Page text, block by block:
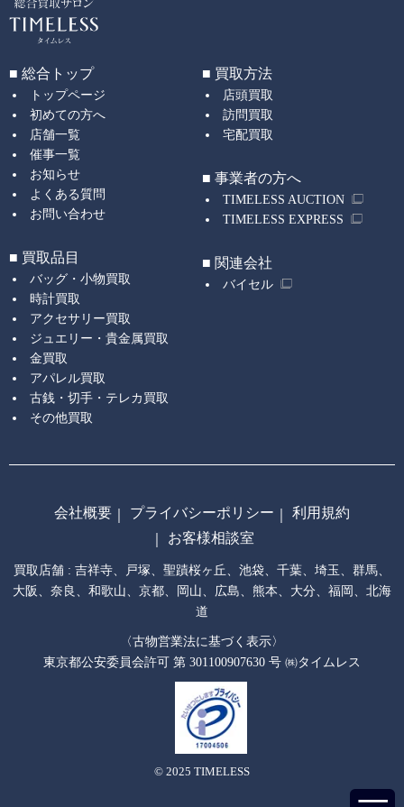
■ 総合トップ
トップページ
初めての方へ
店舗一覧
催事一覧
お知らせ
よくある質問
お問い合わせ
■ 買取品目
バッグ・小物買取
時計買取
アクセサリー買取
ジュエリー・貴金属買取
金買取
アパレル買取
古銭・切手・テレカ買取
その他買取
■ 買取方法
店頭買取
訪問買取
宅配買取
■ 事業者の方へ
TIMELESS AUCTION
TIMELESS EXPRESS
■ 関連会社
バイセル
会社概要 プライバシーポリシー
利用規約
お客様相談室
買取店舗 : 吉祥寺 戸塚 聖蹟桜ヶ丘 池袋 千葉 埼玉
群馬
大阪
奈良 和歌山 京都 岡山 広島 熊本 大分 福岡
北海
道
〈古物営業法に基づく表示〉
東京都公安委員会許可 第 301100907630 号 ㈱タイムレス
© 2025 TIMELESS